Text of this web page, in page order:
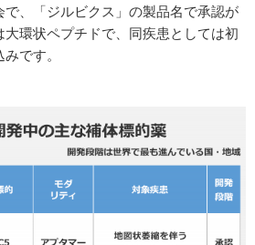
、「ジルビクス」の製品名で承認が
環状ペプチドで、同疾患としては初
です。